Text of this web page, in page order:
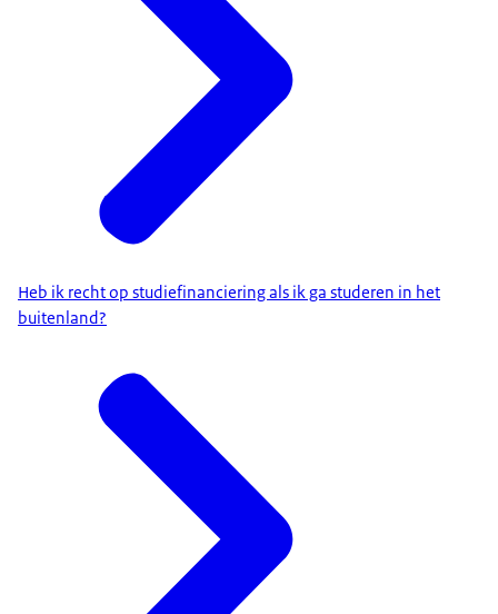
Heb ik recht op studiefinanciering als ik ga studeren in het
buitenland?